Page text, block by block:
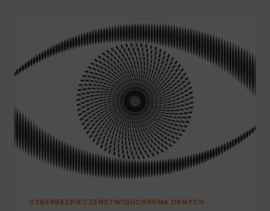
SIECI
CYBERBEZPIECZEŃSTWO| OCHRONA DANYCH